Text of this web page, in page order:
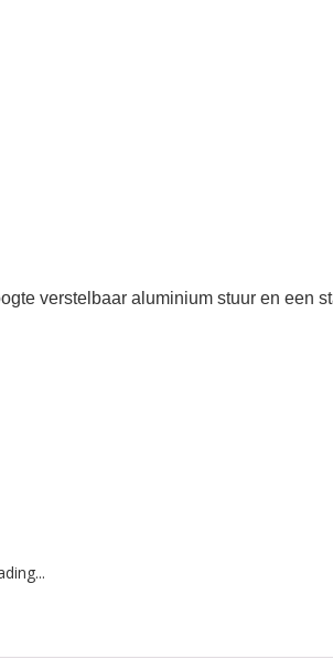
verstelbaar aluminium stuur en een